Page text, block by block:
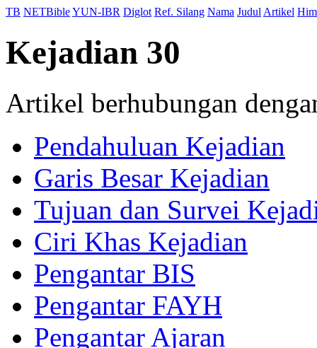
TB NETBibleYUN-IBR Diglot Ref. Silang Nama Judul Artikel
Kejadian 30
Artikel berhubungan
Pendahuluan Kejadian
Garis Besar Kejadian
Tujuan dan Survei
Ciri Khas Kejadian
Pengantar BIS
Pengantar FAYH
Pengantar Ajaran